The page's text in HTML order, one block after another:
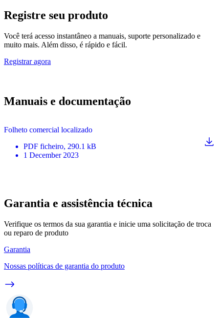
Registre seu produto
Você terá acesso instantâneo a manuais, suporte personalizado e
muito mais. Além disso, é rápido e fácil.
Registrar agora
Manuais e documentação
Folheto comercial localizado
PDF ficheiro, 290.1 kB
1 December 2023
Garantia e assistência técnica
Verifique os termos da sua garantia e inicie uma solicitação de troca
ou reparo de produto
Garantia
Nossas políticas de garantia do produto